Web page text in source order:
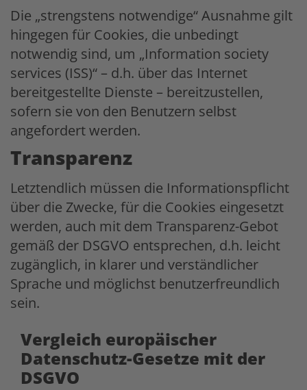
Die „strengstens notwendige“ Ausnahme gilt
hingegen für Cookies, die unbedingt
notwendig sind, um „Information society
services (ISS)“ – d.h. über das Internet
bereitgestellte Dienste – bereitzustellen,
sofern sie von den Benutzern selbst
angefordert werden.
Transparenz
Letztendlich müssen die Informationspflicht
über die Zwecke, für die Cookies eingesetzt
werden, auch mit dem Transparenz-Gebot
gemäß der DSGVO entsprechen, d.h. leicht
zugänglich, in klarer und verständlicher
Sprache und möglichst benutzerfreundlich
sein.
Vergleich europäischer
Datenschutz-Gesetze mit der
DSGVO